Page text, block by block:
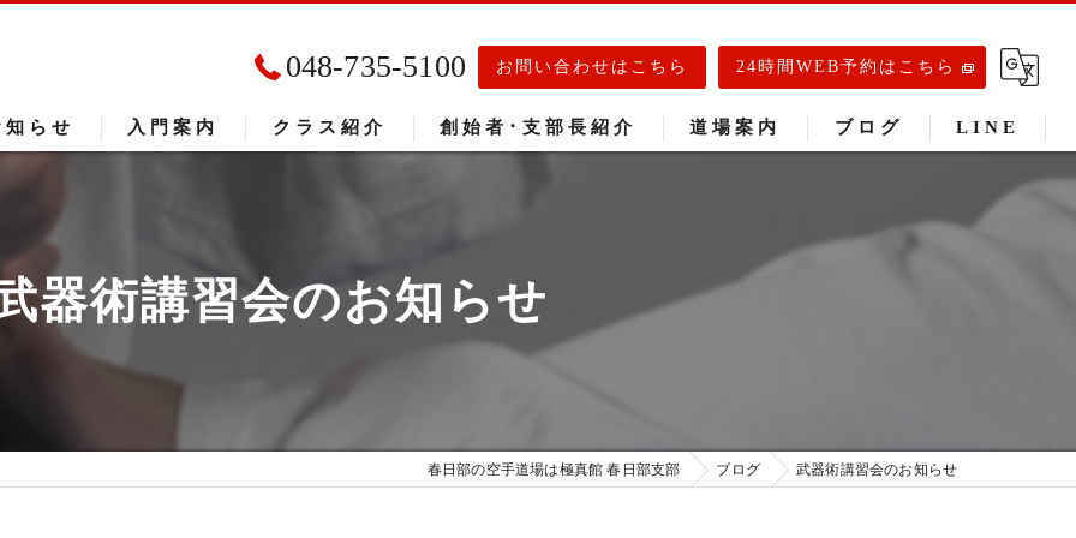
048-735-5100 お問い合わせはこちら 24時間WEB予約はこちら
知らせ 入門案内 クラス紹介 創始者･支部長紹介 道場案内 ブログ LINE
器術講習会のお知らせ
春日部の空手道場は極真館 春日部支部 ブログ 武器術講習会のお知らせ